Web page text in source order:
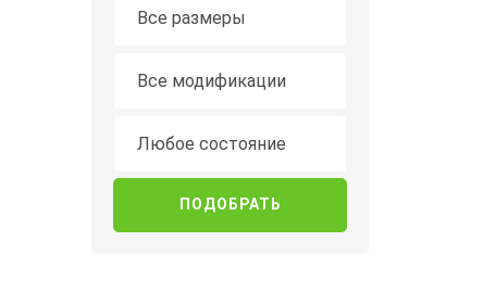
Все размеры
Все модификации
Любое состояние